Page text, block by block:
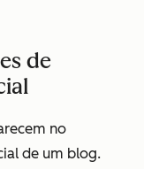
de
no
de um blog.